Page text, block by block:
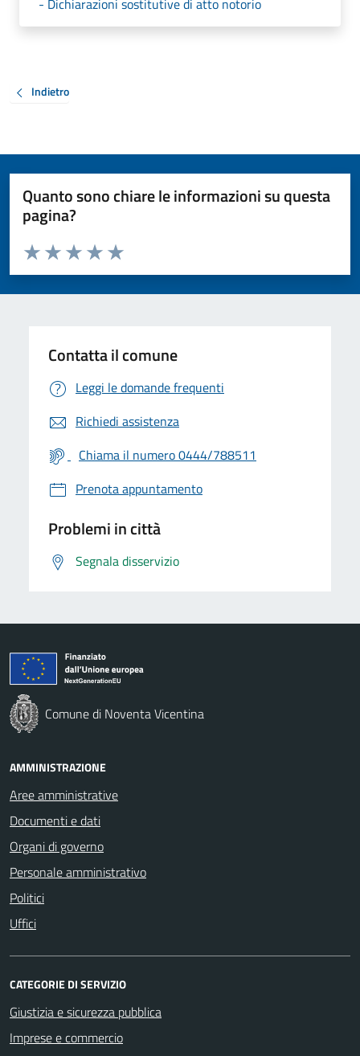
- Dichiarazioni sostitutive di atto notorio
Indietro
Quanto sono chiare le informazioni su questa
pagina?
Valuta da 1 a 5 stelle la pagina
Valuta 5 stelle su 5
Valuta 4 stelle su 5
Valuta 3 stelle su 5
Valuta 2 stelle su 5
Valuta 1 stelle su 5
Contatta il comune
Leggi le domande frequenti
Richiedi assistenza
Chiama il numero 0444/788511
Prenota appuntamento
Problemi in città
Segnala disservizio
Comune di Noventa Vicentina
AMMINISTRAZIONE
Aree amministrative
Documenti e dati
Organi di governo
Personale amministrativo
Politici
Uffici
CATEGORIE DI SERVIZIO
Giustizia e sicurezza pubblica
Imprese e commercio